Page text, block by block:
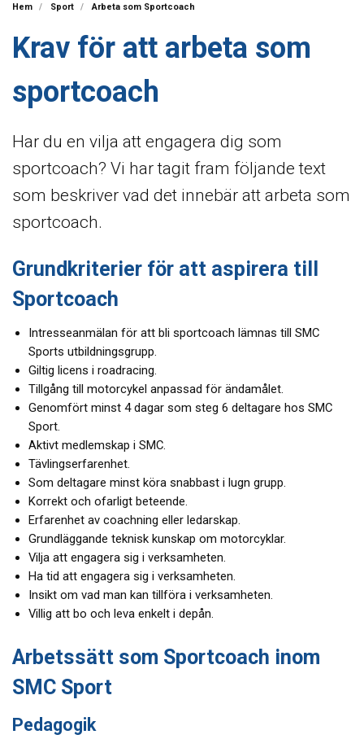
Hem Sport Arbeta som Sportcoach
Krav för att arbeta som
sportcoach
Har du en vilja att engagera dig som
sportcoach? Vi har tagit fram följande text
som beskriver vad det innebär att arbeta som
sportcoach.
Grundkriterier för att aspirera till
Sportcoach
Intresseanmälan för att bli sportcoach lämnas till SMC
Sports utbildningsgrupp.
Giltig licens i roadracing.
Tillgång till motorcykel anpassad för ändamålet.
Genomfört minst 4 dagar som steg 6 deltagare hos SMC
Sport.
Aktivt medlemskap i SMC.
Tävlingserfarenhet.
Som deltagare minst köra snabbast i lugn grupp.
Korrekt och ofarligt beteende.
Erfarenhet av coachning eller ledarskap.
Grundläggande teknisk kunskap om motorcyklar.
Vilja att engagera sig i verksamheten.
Ha tid att engagera sig i verksamheten.
Insikt om vad man kan tillföra i verksamheten.
Villig att bo och leva enkelt i depån.
Arbetssätt som Sportcoach inom
SMC Sport
Pedagogik